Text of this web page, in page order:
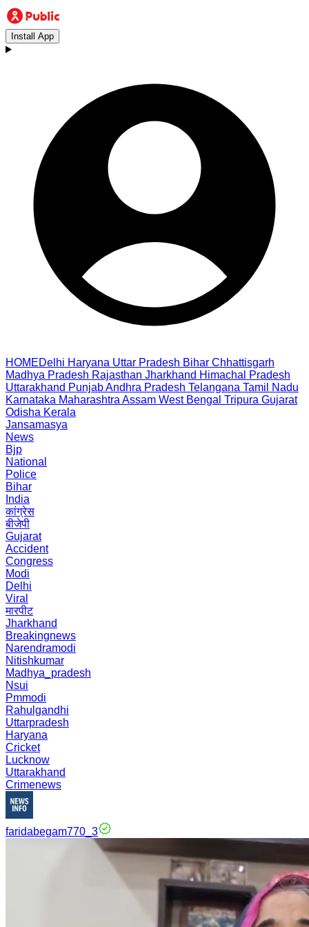
Install App
HOMEDelhi Haryana Uttar Pradesh Bihar Chhattisgarh
Madhya Pradesh Rajasthan Jharkhand Himachal Pradesh
Uttarakhand PunjabAndhra Pradesh Telangana Tamil Nadu
Karnataka Maharashtra Assam West Bengal Tripura Gujarat
Odisha Kerala
Jansamasya
News
Bjp
National
Police
Bihar
India
कांग्रेस
बीजेपी
Gujarat
Accident
Congress
Modi
Delhi
Viral
मारपीट
Jharkhand
Breakingnews
Narendramodi
Nitishkumar
Madhya_pradesh
Nsui
Pmmodi
Rahulgandhi
Uttarpradesh
Haryana
Cricket
Lucknow
Uttarakhand
Crimenews
faridabegam770_3